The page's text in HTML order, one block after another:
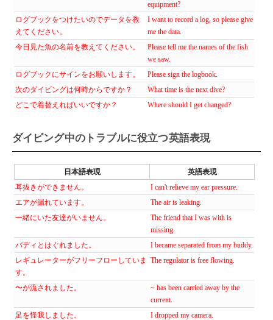
equipment?
ログブックをつけたいのでデータを教
えてください。
I want to record a log, so please give
me the data.
今日見た魚の名前を教えてください。
Please tell me the names of the fish
we saw.
ログブックにサインをお願いします。
Please sign the logbook.
次のダイビングは何時からですか？
What time is the next dive?
どこで着替えればいいですか？
Where should I get changed?
ダイビング中のトラブルに役立つ英語表現
日本語表現
英語表現
耳抜きができません。
I can't relieve my ear pressure.
エアが漏れています。
The air is leaking.
一緒にいた友達がいません。
The friend that I was with is
missing.
バディとはぐれました。
I became separated from my buddy.
レギュレーターがフリーフローしていま
す。
The regulator is free flowing.
〜が流されました。
~ has been carried away by the
current.
足を怪我しました。
I dropped my camera.